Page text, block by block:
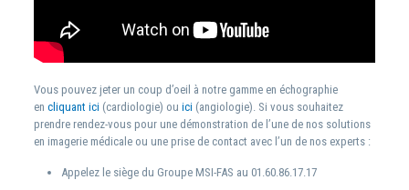
Vous pouvez jeter un coup d’oeil à notre gamme en échographie
en cliquant ici (cardiologie) ou ici (angiologie). Si vous souhaitez
prendre rendez-vous pour une démonstration de l’une de nos solutions
en imagerie médicale ou une prise de contact avec l’un de nos experts :
Appelez le siège du Groupe MSI-FAS au 01.60.86.17.17